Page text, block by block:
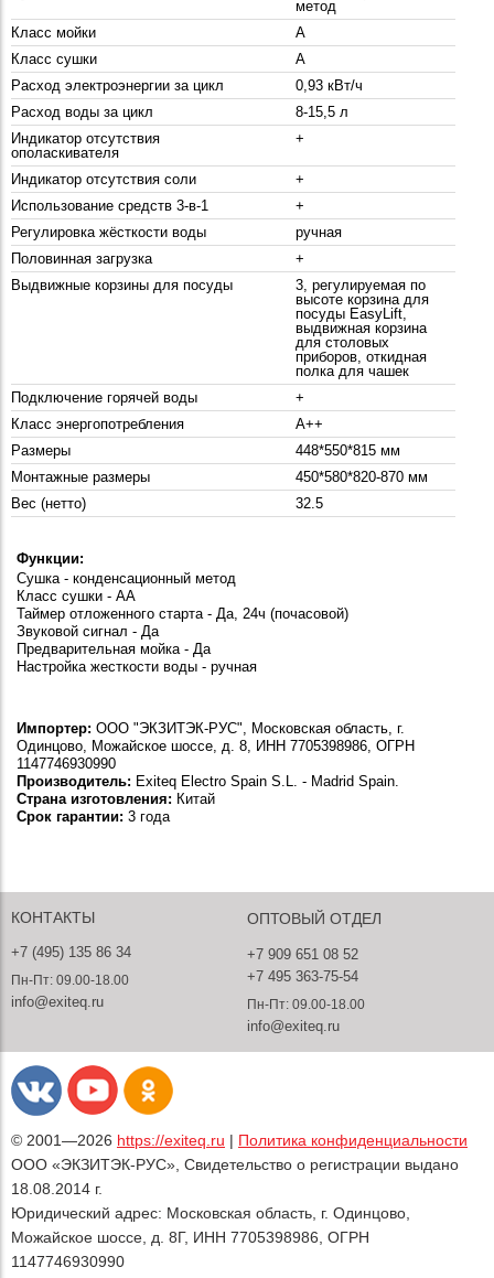
метод
Класс мойки
A
Класс сушки
A
Расход электроэнергии за цикл
0,93 кВт/ч
Расход воды за цикл
8-15,5 л
Индикатор отсутствия
ополаскивателя
+
Индикатор отсутствия соли
+
Использование средств 3-в-1
+
Регулировка жёсткости воды
ручная
Половинная загрузка
+
Выдвижные корзины для посуды
3, регулируемая по
высоте корзина для
посуды EasyLift,
выдвижная корзина
для столовых
приборов, откидная
полка для чашек
Подключение горячей воды
+
Класс энергопотребления
А++
Размеры
448*550*815 мм
Монтажные размеры
450*580*820-870 мм
Вес (нетто)
32.5
Функции:
Сушка - конденсационный метод
Класс сушки - АА
Таймер отложенного старта - Да, 24ч (почасовой)
Звуковой сигнал - Да
Предварительная мойка - Да
Настройка жесткости воды - ручная
Импортер: ООО "ЭКЗИТЭК-РУС", Московская область, г.
Одинцово, Можайское шоссе, д. 8, ИНН 7705398986, ОГРН
1147746930990
Производитель: Exiteq Electro Spain S.L. - Madrid Spain.
Страна изготовления: Китай
Срок гарантии: 3 года
КОНТАКТЫ
+7 (495) 135 86 34
Пн-Пт: 09.00-18.00
info@exiteq.ru
ОПТОВЫЙ ОТДЕЛ
+7 909 651 08 52
+7 495 363-75-54
Пн-Пт: 09.00-18.00
info@exiteq.ru
© 2001—2026 https://exiteq.ru | Политика конфиденциальности
ООО «ЭКЗИТЭК-РУС», Свидетельство о регистрации выдано
18.08.2014 г.
Юридический адрес: Московская область, г. Одинцово,
Можайское шоссе, д. 8Г, ИНН 7705398986, ОГРН
1147746930990